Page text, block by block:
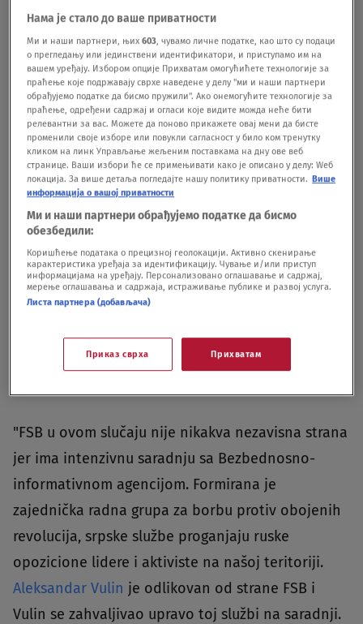
potpisa nema.
"Prvo upada u oči da to ne liči na službenu
komunikaciju. Radi se o belom listu papira, na
kome je nešto napisano, gde nemamo potpis ljudi
koji su radili. To liči na neki forenzički izveštaj, ali
nema potpisa stručnjaka koji bi svojim imenom i
ekspertizom garantovali za ono što su napisali.
Nema ni imena, niti instituciju koja stoji iza tog
dokumenta, što je uobičajeno za takve izveštaje",
objašnjavaPredrag Petrovićiz Beogradskog centra
za bezbednosnu politiku za portal Nova.rs.
Ali, po njegovim rečima, čak i da postoji potpis
službenika FSB ili da je potpisana ta služba kao
"FSB u ovom slučaju nije nikakva nezavisna strana
jer ima intenzivnu saradnju sa Bezbednosno-
informativnom agencijom. Formirana je
zajednička radna grupa za borbu protiv obojenih
revolucija, srpske službe proganjaju ruske
opozicione lidere i aktiviste na našoj teritoriji.
Aleksandar Vulin je odlikovan od strane FSB i
Vulin se zahvaljivao upravo toj službi na saradnji.
Нама је стало до ваше приватности
Ми и наши партнери, њих603, чувамо личне податке, као што су подаци
о прегледању или јединствени идентификатори, и приступамо им на
вашем уређају. Избором опције Прихватам омогућићете технологије за
праћење које подржавају сврхе наведене у делу "ми и наши партнери
обрађујемо податке да бисмо пружили". Ако онемогућите технологије за
праћење, одређени садржај и огласи које видите можда неће бити
релевантни за вас. Можете да поново прикажете овај мени да бисте
променили своје изборе или повукли сагласност у било ком тренутку
кликом на линк Управљање жељеним поставкама на дну ове веб
странице. Ваши избори ће се примењивати како је описано у делу: Wеб
локација. За више детаља погледајте нашу политику приватности. Више
информација о вашој приватности
Ми и наши партнери обрађујемо податке да бисмо
обезбедили:
Коришћење података о прецизној геолокацији. Активно скенирање
карактеристика уређаја за идентификацију. Чување и/или приступ
информацијама на уређају. Персонализовано оглашавање и садржај,
мерење оглашавања и садржаја, истраживање публике и развој услуга.
Листа партнера (добављача)
Приказ сврха Прихватам